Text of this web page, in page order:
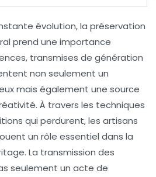
évolution, la préservation
prend une importance
transmises de génération
non seulement un
mais également une source
À travers les techniques
qui perdurent, les artisans
un rôle essentiel dans la
La transmission des
seulement un acte de